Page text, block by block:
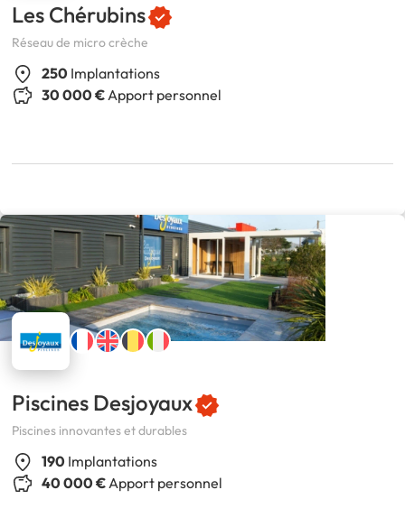
Les Chérubins
Réseau de micro crèche
250 Implantations
30 000 €Apport personnel
Piscines Desjoyaux
Piscines innovantes et durables
190 Implantations
40 000 €Apport personnel